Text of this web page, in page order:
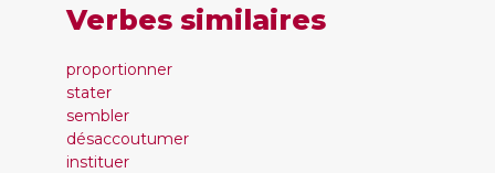
Verbes similaires
proportionner
stater
sembler
désaccoutumer
instituer